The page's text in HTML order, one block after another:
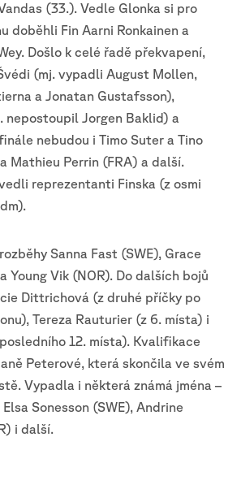
(33.). Vedle Glonka si pro
doběhli Fin Aarni Ronkainen a
Došlo k celé řadě překvapení,
(mj. vypadli August Mollen,
a Jonatan Gustafsson),
nepostoupil Jorgen Baklid) a
nebudou i Timo Suter a Tino
Mathieu Perrin (FRA) a další.
reprezentanti Finska (z osmi
Sanna Fast (SWE), Grace
Young Vik (NOR). Do dalších bojů
Dittrichová (z druhé příčky po
Tereza Rauturier (z 6. místa) i
12. místa). Kvalifikace
Peterové, která skončila ve svém
Vypadla i některá známá jména –
Sonesson (SWE), Andrine
i další.